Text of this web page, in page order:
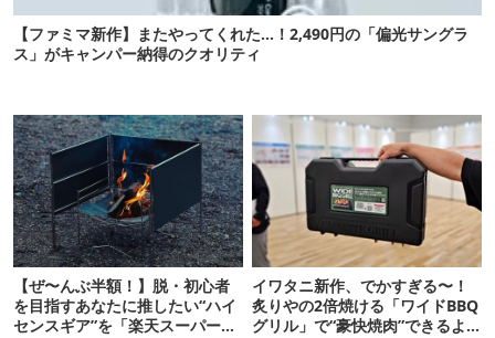
【ファミマ新作】またやってくれた…！2,490円の「偏光サングラ
ス」がキャンパー納得のクオリティ
【ぜ〜んぶ半額！】脱・初心者
を目指すあなたに推したい“ハイ
センスギア”を「楽天スーパー
イワタニ新作、でかすぎる〜！
炙りやの2倍焼ける「ワイドBBQ
グリル」で“豪快焼肉”できるよ